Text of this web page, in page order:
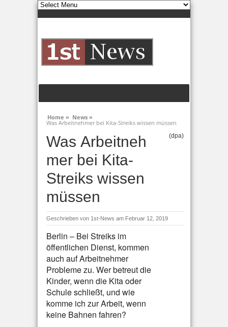
Home » News »
Was Arbeitnehmer bei Kita-Streiks wissen müssen
Was Arbeitneh
mer bei Kita-
Streiks wissen
müssen
(dpa)
Geschrieben von 1st-News am Februar 12, 2019
Berlin – Bei Streiks im
öffentlichen Dienst, kommen
auch auf Arbeitnehmer
Probleme zu. Wer betreut die
Kinder, wenn die Kita oder
Schule schließt, und wie
komme ich zur Arbeit, wenn
keine Bahnen fahren?